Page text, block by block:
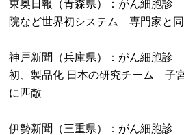
東奥日報（青森県）：がん細胞
院など世界初システム 専門家と
神戸新聞（兵庫県）：がん細胞診
初、製品化 日本の研究チーム 子
に匹敵
伊勢新聞（三重県）：がん細胞